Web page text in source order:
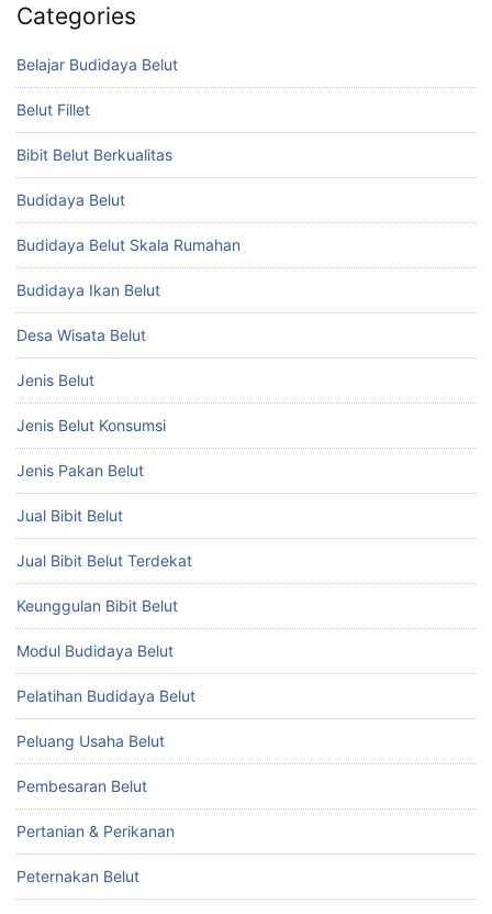
Categories
Belajar Budidaya Belut
Belut Fillet
Bibit Belut Berkualitas
Budidaya Belut
Budidaya Belut Skala Rumahan
Budidaya Ikan Belut
Desa Wisata Belut
Jenis Belut
Jenis Belut Konsumsi
Jenis Pakan Belut
Jual Bibit Belut
Jual Bibit Belut Terdekat
Keunggulan Bibit Belut
Modul Budidaya Belut
Pelatihan Budidaya Belut
Peluang Usaha Belut
Pembesaran Belut
Pertanian & Perikanan
Peternakan Belut